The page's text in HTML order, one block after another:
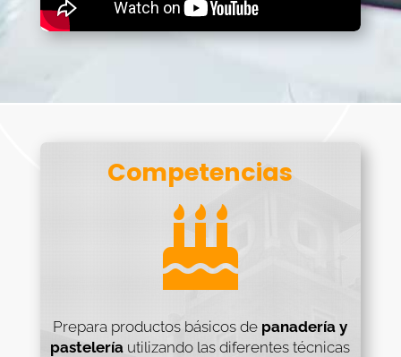
Competencias

Prepara productos básicos de panadería y
pastelería utilizando las diferentes técnicas